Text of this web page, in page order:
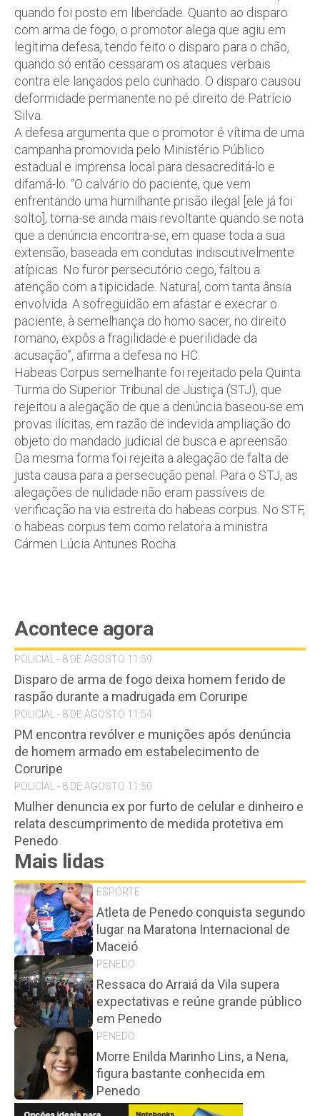
quando foi posto em liberdade. Quanto ao disparo
com arma de fogo, o promotor alega que agiu em
legítima defesa, tendo feito o disparo para o chão,
quando só então cessaram os ataques verbais
contra ele lançados pelo cunhado. O disparo causou
deformidade permanente no pé direito de Patrício
Silva.
A defesa argumenta que o promotor é vítima de uma
campanha promovida pelo Ministério Público
estadual e imprensa local para desacreditá-lo e
difamá-lo. “O calvário do paciente, que vem
enfrentando uma humilhante prisão ilegal [ele já foi
solto], torna-se ainda mais revoltante quando se nota
que a denúncia encontra-se, em quase toda a sua
extensão, baseada em condutas indiscutivelmente
atípicas. No furor persecutório cego, faltou a
atenção com a tipicidade. Natural, com tanta ânsia
envolvida. A sofreguidão em afastar e execrar o
paciente, à semelhança do homo sacer, no direito
romano, expôs a fragilidade e puerilidade da
acusação”, afirma a defesa no HC.
Habeas Corpus semelhante foi rejeitado pela Quinta
Turma do Superior Tribunal de Justiça (STJ), que
rejeitou a alegação de que a denúncia baseou-se em
provas ilícitas, em razão de indevida ampliação do
objeto do mandado judicial de busca e apreensão.
Da mesma forma foi rejeita a alegação de falta de
justa causa para a persecução penal. Para o STJ, as
alegações de nulidade não eram passíveis de
verificação na via estreita do habeas corpus. No STF,
o habeas corpus tem como relatora a ministra
Cármen Lúcia Antunes Rocha.
Acontece agora
POLICIAL - 8 DE AGOSTO 11:59
Disparo de arma de fogo deixa homem ferido de
raspão durante a madrugada em Coruripe
POLICIAL - 8 DE AGOSTO 11:54
PM encontra revólver e munições após denúncia
de homem armado em estabelecimento de
Coruripe
POLICIAL - 8 DE AGOSTO 11:50
Mulher denuncia ex por furto de celular e dinheiro e
relata descumprimento de medida protetiva em
Penedo
Mais lidas
ESPORTE
Atleta de Penedo conquista segundo
lugar na Maratona Internacional de
Maceió
PENEDO
Ressaca do Arraiá da Vila supera
expectativas e reúne grande público
em Penedo
PENEDO
Morre Enilda Marinho Lins, a Nena,
figura bastante conhecida em
Penedo